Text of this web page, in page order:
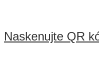
Naskenujte QR